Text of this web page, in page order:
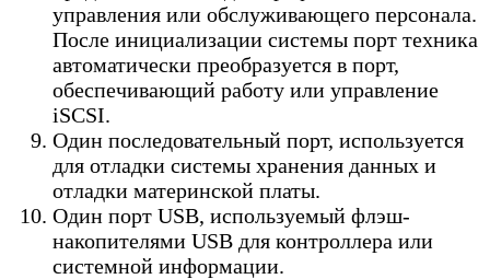
управления или обслуживающего персонала.
После инициализации системы порт техника
автоматически преобразуется в порт,
обеспечивающий работу или управление
iSCSI.
Один последовательный порт, используется
для отладки системы хранения данных и
отладки материнской платы.
Один порт USB, используемый флэш-
накопителями USB для контроллера или
системной информации.